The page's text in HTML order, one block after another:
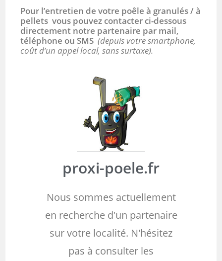
Pour l’entretien de votre poêle à granulés / à
pellets vous pouvez contacter ci-dessous
directement notre partenaire par mail,
téléphone ou SMS(depuis votre smartphone,
coût d’un appel local, sans surtaxe).
proxi-poele.fr
Nous sommes actuellement
en recherche d'un partenaire
sur votre localité. N'hésitez
pas à consulter les